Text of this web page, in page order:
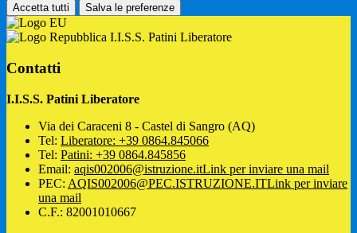
Accetta tutti Salva le preferenze
I.I.S.S. Patini Liberatore
Contatti
I.I.S.S. Patini Liberatore
Via dei Caraceni 8 - Castel di Sangro (AQ)
Tel: Liberatore: +39 0864.845066
Tel: Patini: +39 0864.845856
Email: aqis002006@istruzione.itLink per inviare una mail
PEC: AQIS002006@PEC.ISTRUZIONE.ITLink per inviare
una mail
C.F.: 82001010667